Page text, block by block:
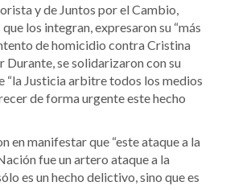
y de Juntos por el Cambio,
los integran, expresaron su “más
de homicidio contra Cristina
Durante, se solidarizaron con su
“la Justicia arbitre todos los medios
de forma urgente este hecho
en manifestar que “este ataque a la
fue un artero ataque a la
es un hecho delictivo, sino que es